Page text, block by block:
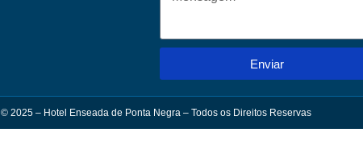
Enviar
© 2025 – Hotel Enseada de Ponta Negra – Todos os Direitos Reservas